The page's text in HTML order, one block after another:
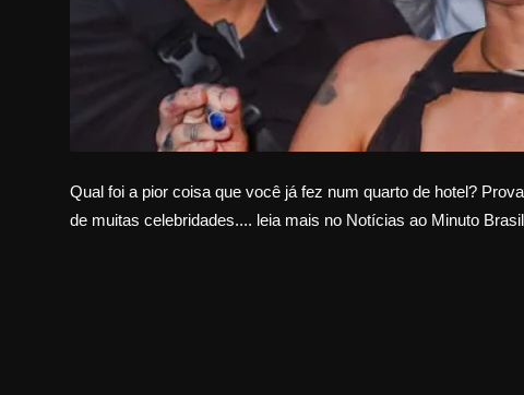
Qual foi a pior coisa que você já fez num quarto de hotel?
de muitas celebridades.... leia mais no Notícias ao Minuto Brasil